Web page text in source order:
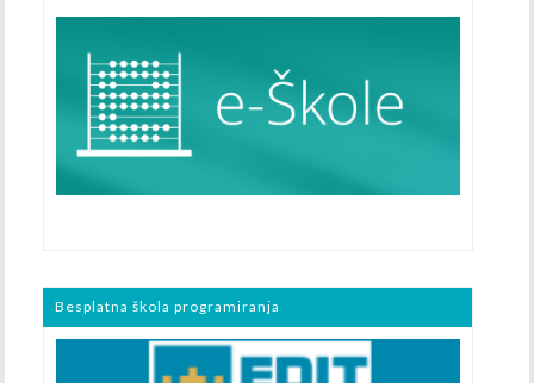
Besplatna škola programiranja